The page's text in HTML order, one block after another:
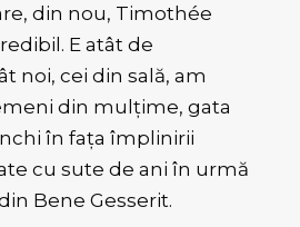
din nou, Timothée
E atât de
noi, cei din sală, am
din mulțime, gata
în fața împlinirii
cu sute de ani în urmă
Bene Gesserit.